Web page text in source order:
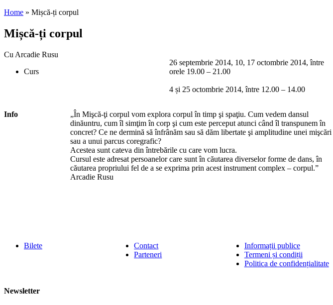
Home » Mișcă-ți corpul
Mișcă-ți corpul
Cu Arcadie Rusu
Curs
26 septembrie 2014, 10, 17 octombrie 2014, între
orele 19.00 – 21.00
4 și 25 octombrie 2014, între 12.00 – 14.00
Info
„În Mişcă-ţi corpul vom explora corpul în timp şi spaţiu. Cum vedem dansul
dinăuntru, cum îl simţim în corp şi cum este perceput atunci când îl transpunem în
concret? Ce ne dermină să înfrânăm sau să dăm libertate şi amplitudine unei mişcări
sau a unui parcus coregrafic?
Acestea sunt cateva din întrebările cu care vom lucra.
Cursul este adresat persoanelor care sunt în căutarea diverselor forme de dans, în
căutarea propriului fel de a se exprima prin acest instrument complex – corpul.”
Arcadie Rusu
Bilete
Contact
Parteneri
Informații publice
Termeni și condiții
Politica de confidențialitate
Newsletter